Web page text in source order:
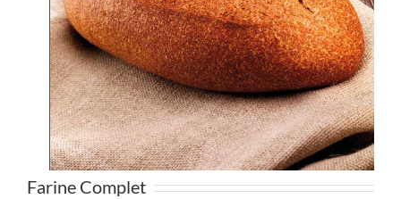
Farine Complet